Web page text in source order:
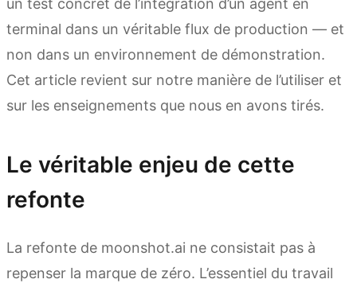
un test concret de l’intégration d’un agent en
terminal dans un véritable flux de production — et
non dans un environnement de démonstration.
Cet article revient sur notre manière de l’utiliser et
sur les enseignements que nous en avons tirés.
Le véritable enjeu de cette
refonte
La refonte de moonshot.ai ne consistait pas à
repenser la marque de zéro. L’essentiel du travail